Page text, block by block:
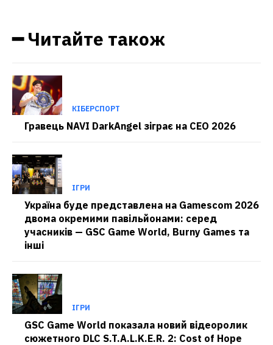
━ Читайте також
КІБЕРСПОРТ
Гравець NAVI DarkAngel зіграє на CEO 2026
ІГРИ
Україна буде представлена на Gamescom 2026
двома окремими павільйонами: серед
учасників — GSC Game World, Burny Games та
інші
ІГРИ
GSC Game World показала новий відеоролик
сюжетного DLC S.T.A.L.K.E.R. 2: Cost of Hope